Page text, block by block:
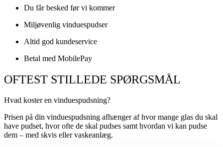
Du får besked før vi kommer
Miljøvenlig vinduespudser
Altid god kundeservice
Betal med MobilePay
OFTEST STILLEDE SPØRGSMÅL
Hvad koster en vinduespudsning?
Prisen på din vinduespudsning afhænger af hvor mange glas du skal
have pudset, hvor ofte de skal pudses samt hvordan vi kan pudse
dem – med skvis eller vaskeanlæg.